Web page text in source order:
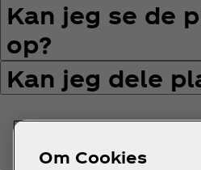
Kan jeg se de
op?
Kan jeg dele
Om Cookies